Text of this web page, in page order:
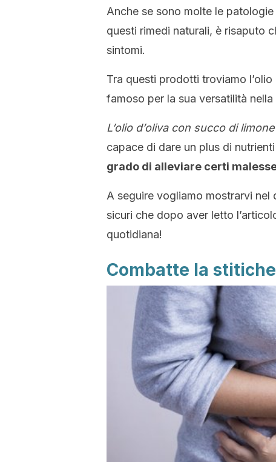
Anche se sono molte le
questi rimedi naturali, è risaputo
sintomi.
Tra questi prodotti troviamo
famoso per la sua versatilità
L’olio d’oliva con succo di limone
capace di dare un plus di
grado di alleviare certi
A seguire vogliamo mostrarvi
sicuri che dopo aver letto
quotidiana!
Combatte la